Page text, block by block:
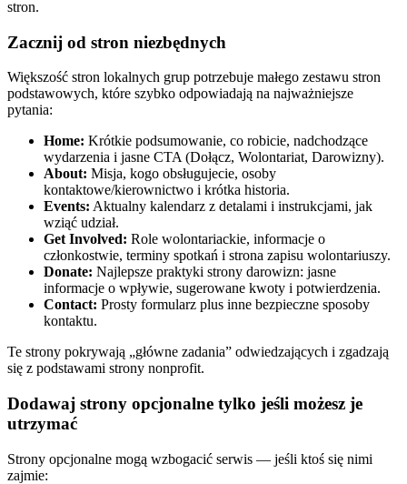
stron.
Zacznij od stron niezbędnych
Większość stron lokalnych grup potrzebuje małego zestawu stron
podstawowych, które szybko odpowiadają na najważniejsze
pytania:
Home: Krótkie podsumowanie, co robicie, nadchodzące
wydarzenia i jasne CTA (Dołącz, Wolontariat, Darowizny).
About: Misja, kogo obsługujecie, osoby
kontaktowe/kierownictwo i krótka historia.
Events: Aktualny kalendarz z detalami i instrukcjami, jak
wziąć udział.
Get Involved: Role wolontariackie, informacje o
członkostwie, terminy spotkań i strona zapisu wolontariuszy.
Donate: Najlepsze praktyki strony darowizn: jasne
informacje o wpływie, sugerowane kwoty i potwierdzenia.
Contact: Prosty formularz plus inne bezpieczne sposoby
kontaktu.
Te strony pokrywają „główne zadania” odwiedzających i zgadzają
się z podstawami strony nonprofit.
Dodawaj strony opcjonalne tylko jeśli możesz je
utrzymać
Strony opcjonalne mogą wzbogacić serwis — jeśli ktoś się nimi
zajmie: